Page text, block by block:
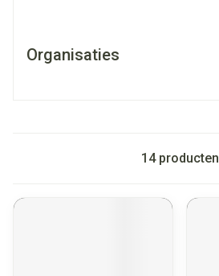
Organisaties
14producten